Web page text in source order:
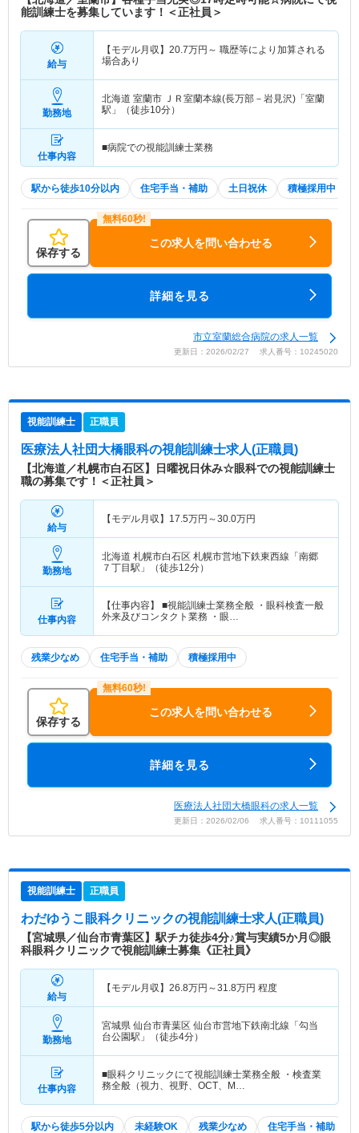
能訓練士を募集しています！＜正社員＞
給与
【モデル月収】 20.7万円～ 職歴等により加算される
場合あり
勤務地
北海道 室蘭市 ＪＲ室蘭本線(長万部－岩見沢)「室蘭
駅」（徒歩10分）
仕事内容
■病院での視能訓練士業務
駅から徒歩10分以内 住宅手当・補助 土日祝休 積極採用中
保存する
この求人を問い合わせる
詳細を見る
市立室蘭総合病院の求人一覧
更新日：2026/02/27 求人番号：10245020
視能訓練士 正職員
医療法人社団大橋眼科の視能訓練士求人(正職員)
【北海道／札幌市白石区】日曜祝日休み☆眼科での視能訓練士
職の募集です！＜正社員＞
給与
【モデル月収】 17.5万円～30.0万円
勤務地
北海道 札幌市白石区 札幌市営地下鉄東西線「南郷
７丁目駅」（徒歩12分）
仕事内容
【仕事内容】 ■視能訓練士業務全般 ・眼科検査一般
外来及びコンタクト業務 ・眼…
残業少なめ 住宅手当・補助 積極採用中
保存する
この求人を問い合わせる
詳細を見る
医療法人社団大橋眼科の求人一覧
更新日：2026/02/06 求人番号：10111055
視能訓練士 正職員
わだゆうこ眼科クリニックの視能訓練士求人(正職員)
【宮城県／仙台市青葉区】駅チカ徒歩4分♪賞与実績5か月◎眼
科眼科クリニックで視能訓練士募集《正社員》
給与
【モデル月収】 26.8万円～31.8万円 程度
勤務地
宮城県 仙台市青葉区 仙台市営地下鉄南北線「勾当
台公園駅」（徒歩4分）
仕事内容
■眼科クリニックにて視能訓練士業務全般 ・検査業
務全般（視力、視野、OCT、M…
駅から徒歩5分以内 未経験OK 残業少なめ 住宅手当・補助